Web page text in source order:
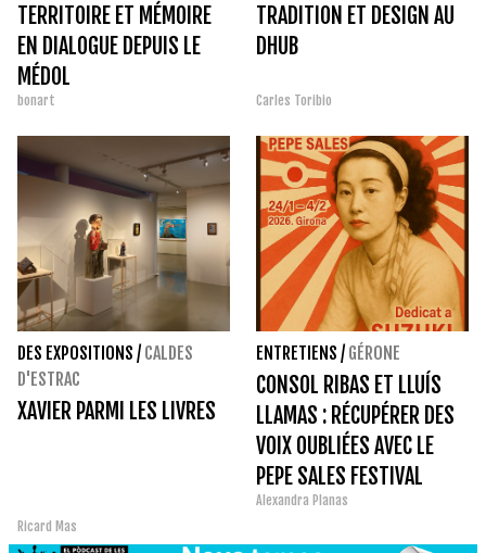
TERRITOIRE ET MÉMOIRE
EN DIALOGUE DEPUIS LE
MÉDOL
bonart
TRADITION ET DESIGN AU
DHUB
Carles Toribio
DES EXPOSITIONS / CALDES
D'ESTRAC
XAVIER PARMI LES LIVRES
Ricard Mas
ENTRETIENS / GÉRONE
CONSOL RIBAS ET LLUÍS
LLAMAS : RÉCUPÉRER DES
VOIX OUBLIÉES AVEC LE
PEPE SALES FESTIVAL
Alexandra Planas